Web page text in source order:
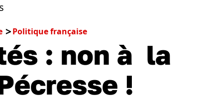
Politique française
: non à la
!